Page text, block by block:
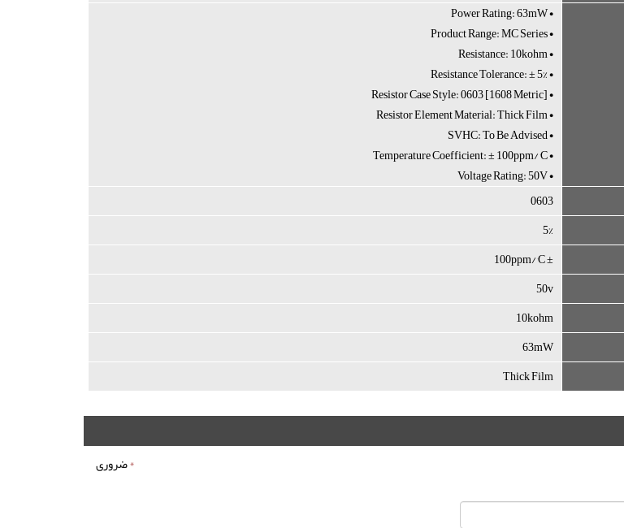
• Power Rating: 63mW
• Product Range: MC Series
• Resistance: 10kohm
• Resistance Tolerance: ± 5%
• Resistor Case Style: 0603 [1608 Metric]
• Resistor Element Material: Thick Film
• SVHC: To Be Advised
• Temperature Coefficient: ± 100ppm/°C
• Voltage Rating: 50V
0603
5%
± 100ppm/°C
50v
10kohm
63mW
Thick Film
*ضروری